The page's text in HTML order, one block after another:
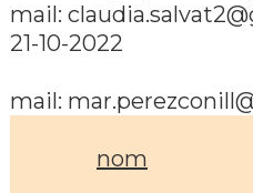
mail:
21-10-2022
mail:
nom